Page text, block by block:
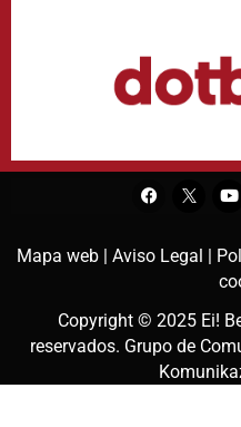
Mapa web | Aviso Legal |
Copyright © 2025 Ei!
reservados. Grupo de